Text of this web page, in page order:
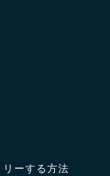
ーする方法